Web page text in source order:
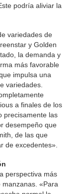
podría aliviar la
variedades de
y Golden
la demanda y
más favorable
impulsa una
variedades.
a finales de los
precisamente las
desempeño que
de las que
de excedentes».
perspectiva más
«Para